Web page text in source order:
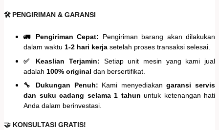
🛠️ PENGIRIMAN & GARANSI
🚛 Pengiriman Cepat: Pengiriman barang akan dilakukan
dalam waktu 1-2 hari kerja setelah proses transaksi selesai.
✅ Keaslian Terjamin: Setiap unit mesin yang kami jual
adalah 100% original dan bersertifikat.
🔧 Dukungan Penuh: Kami menyediakangaransi servis
dan suku cadang selama 1 tahun untuk ketenangan hati
Anda dalam berinvestasi.
🤝 KONSULTASI GRATIS!